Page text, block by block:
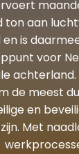
ton aan
is
voor
achterland.
de meest
en
Met